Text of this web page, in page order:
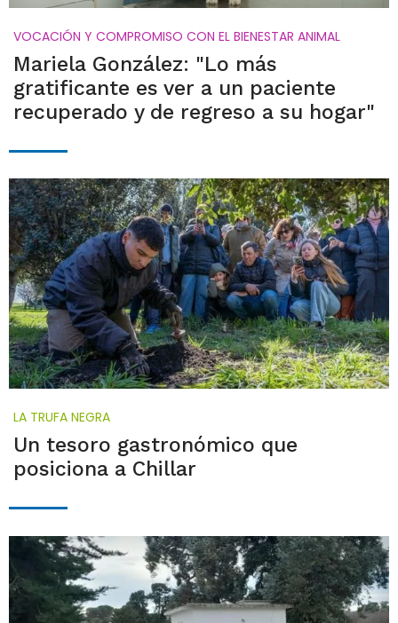
VOCACIÓN Y COMPROMISO CON EL BIENESTAR ANIMAL
Mariela González: "Lo más
gratificante es ver a un paciente
recuperado y de regreso a su hogar"
LA TRUFA NEGRA
Un tesoro gastronómico que
posiciona a Chillar